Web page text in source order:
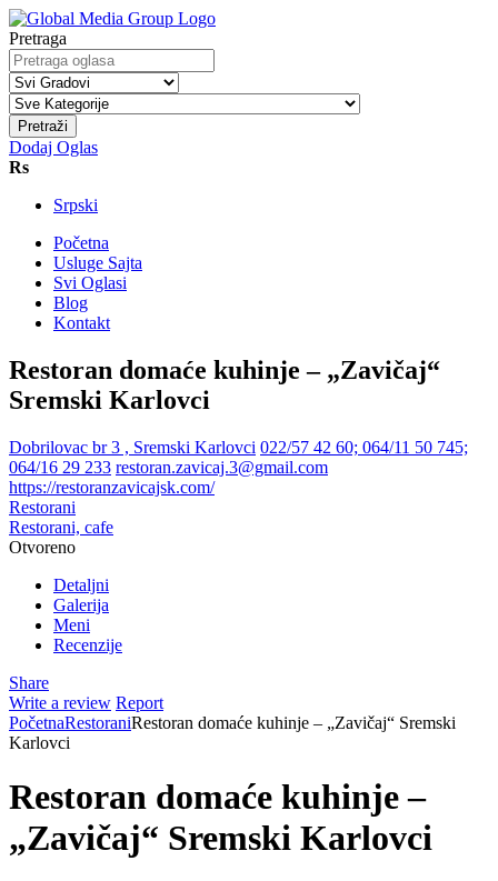
Pretraga
Pretraži
Dodaj Oglas
Rs
Srpski
Početna
Usluge Sajta
Svi Oglasi
Blog
Kontakt
Restoran domaće kuhinje – „Zavičaj“
Sremski Karlovci
Dobrilovac br 3 , Sremski Karlovci 022/57 42 60; 064/11 50 745;
064/16 29 233 restoran.zavicaj.3@gmail.com
https://restoranzavicajsk.com/
Restorani
Restorani, cafe
Otvoreno
Detaljni
Galerija
Meni
Recenzije
Share
Write a review Report
PočetnaRestoraniRestoran domaće kuhinje – „Zavičaj“ Sremski
Karlovci
Restoran domaće kuhinje –
„Zavičaj“ Sremski Karlovci